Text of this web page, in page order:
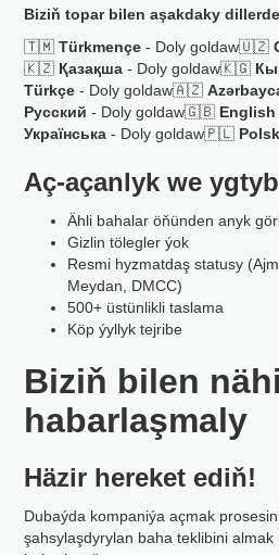
Biziň topar bilen aşakdaky
🇹🇲Türkmençe - Doly goldaw🇺🇿
🇰🇿 Қазақша - Doly goldaw🇰🇬
Türkçe - Doly goldaw🇦🇿
Русский - Doly goldaw🇬🇧 English
Українська - Doly goldaw🇵🇱
Aç-açanlyk we
Ähli bahalar öňünden anyk
Gizlin tölegler ýok
Resmi hyzmatdaş statusy
Meydan, DMCC)
500+ üstünlikli taslama
Köp ýyllyk tejribe
Biziň bilen
habarlaşmaly
Häzir hereket ediň!
Dubaýda kompaniýa açmak
şahsylaşdyrylan baha teklibini